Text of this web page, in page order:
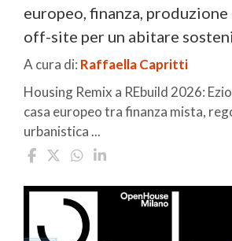
europeo, finanza,
off-site per un abitare
A cura di: Raffaella Capritti
Housing Remix a REbuild 2026:
casa europeo tra finanza mista,
urbanistica ...